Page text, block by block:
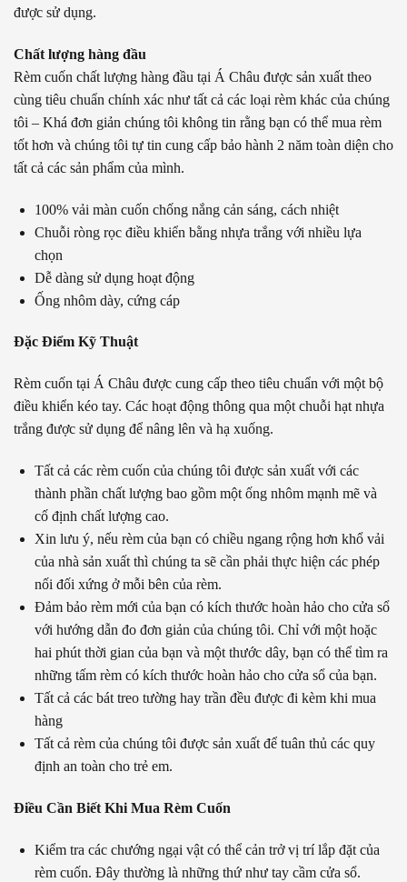
được sử dụng.
Chất lượng hàng đầu
Rèm cuốn chất lượng hàng đầu tại Á Châu được sản xuất theo
cùng tiêu chuẩn chính xác như tất cả các loại rèm khác của chúng
tôi – Khá đơn giản chúng tôi không tin rằng bạn có thể mua rèm
tốt hơn và chúng tôi tự tin cung cấp bảo hành 2 năm toàn diện cho
tất cả các sản phẩm của mình.
100% vải màn cuốn chống nắng cản sáng, cách nhiệt
Chuỗi ròng rọc điều khiển bằng nhựa trắng với nhiều lựa
chọn
Dễ dàng sử dụng hoạt động
Ống nhôm dày, cứng cáp
Đặc Điểm Kỹ Thuật
Rèm cuốn tại Á Châu được cung cấp theo tiêu chuẩn với một bộ
điều khiển kéo tay. Các hoạt động thông qua một chuỗi hạt nhựa
trắng được sử dụng để nâng lên và hạ xuống.
Tất cả các rèm cuốn của chúng tôi được sản xuất với các
thành phần chất lượng bao gồm một ống nhôm mạnh mẽ và
cố định chất lượng cao.
Xin lưu ý, nếu rèm của bạn có chiều ngang rộng hơn khổ vải
của nhà sản xuất thì chúng ta sẽ cần phải thực hiện các phép
nối đối xứng ở mỗi bên của rèm.
Đảm bảo rèm mới của bạn có kích thước hoàn hảo cho cửa sổ
với hướng dẫn đo đơn giản của chúng tôi. Chỉ với một hoặc
hai phút thời gian của bạn và một thước dây, bạn có thể tìm ra
những tấm rèm có kích thước hoàn hảo cho cửa sổ của bạn.
Tất cả các bát treo tường hay trần đều được đi kèm khi mua
hàng
Tất cả rèm của chúng tôi được sản xuất để tuân thủ các quy
định an toàn cho trẻ em.
Điều Cần Biết Khi Mua Rèm Cuốn
Kiểm tra các chướng ngại vật có thể cản trở vị trí lắp đặt của
rèm cuốn. Đây thường là những thứ như tay cầm cửa sổ.